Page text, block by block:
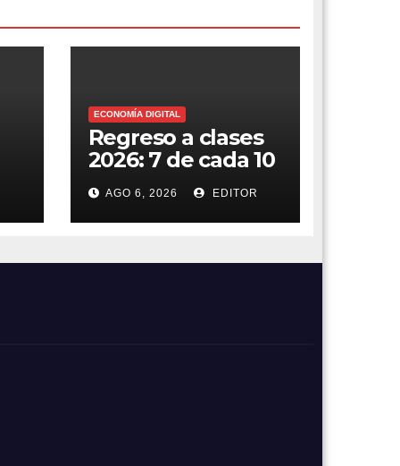
ECONOMÍA DIGITAL
Regreso a clases
2026: 7 de cada 10
compras en
México ya se
hacen desde el
AGO 6, 2026 EDITOR